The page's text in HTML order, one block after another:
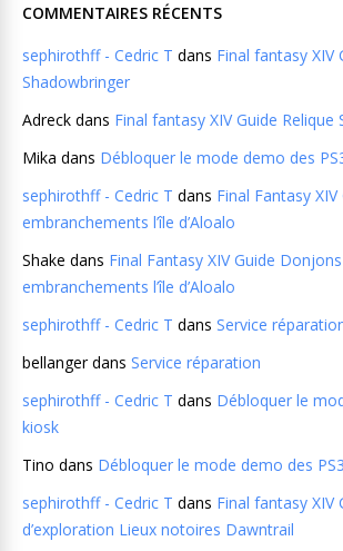
COMMENTAIRES RÉCENTS
sephirothff - Cedric T dans Final fantasy XIV
Shadowbringer
Adreck dans Final fantasy XIV Guide Relique
Mika dans Débloquer le mode demo des
sephirothff - Cedric T dans Final Fantasy
embranchements l’île d’Aloalo
Shake dans Final Fantasy XIV Guide
embranchements l’île d’Aloalo
sephirothff - Cedric T dans Service
bellangerdans Service réparation
sephirothff - Cedric T dans Débloquer le
kiosk
Tino dans Débloquer le mode demo des
sephirothff - Cedric T dans Final fantasy XIV
d’exploration Lieux notoires Dawntrail